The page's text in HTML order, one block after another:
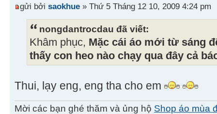
gửi bởi saokhue » Thứ 5 Tháng 12 10, 2009 4:24 pm
nongdantrocdau đã viết:
Khâm phục, Mặc cái áo mới từ sáng
thấy con heo nào chạy qua đây cả
Thui, lạy eng, eng tha cho em
Mời các bạn ghé thăm và ủng hộ Shop áo mùa